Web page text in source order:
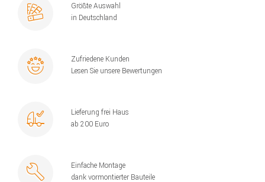
Größte Auswahl
in Deutschland
Zufriedene Kunden
Lesen Sie unsere Bewertungen
Lieferung frei Haus
ab 200 Euro
Einfache Montage
dank vormontierter Bauteile